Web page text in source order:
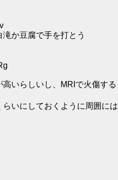
か豆腐で手を打とう
いらしいし、MRIで火傷する
いにしておくように周囲には